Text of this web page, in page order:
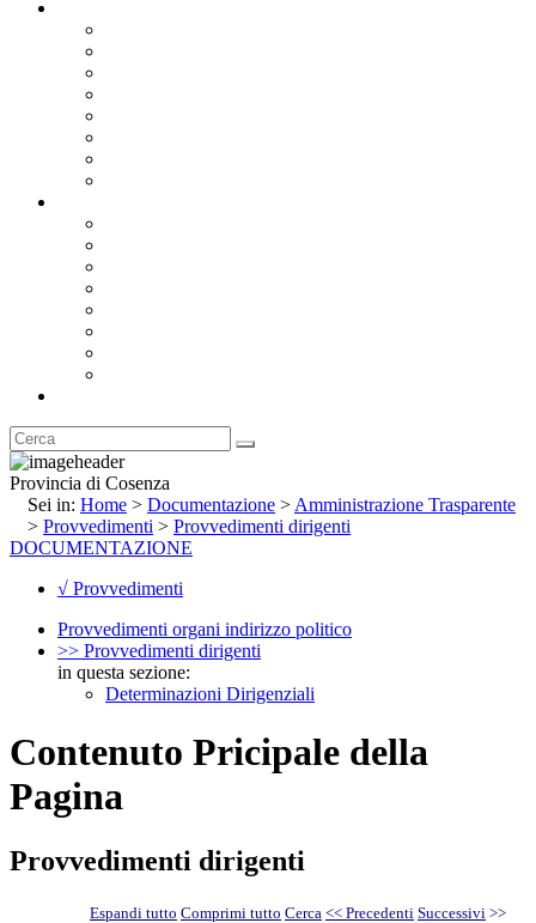
Provincia di Cosenza
Sei in: Home > Documentazione > Amministrazione Trasparente
> Provvedimenti > Provvedimenti dirigenti
DOCUMENTAZIONE
√ Provvedimenti
Provvedimenti organi indirizzo politico
>> Provvedimenti dirigenti
in questa sezione:
Determinazioni Dirigenziali
Contenuto Pricipale della
Pagina
Provvedimenti dirigenti
Espandi tutto Comprimi tutto Cerca << Precedenti Successivi >>